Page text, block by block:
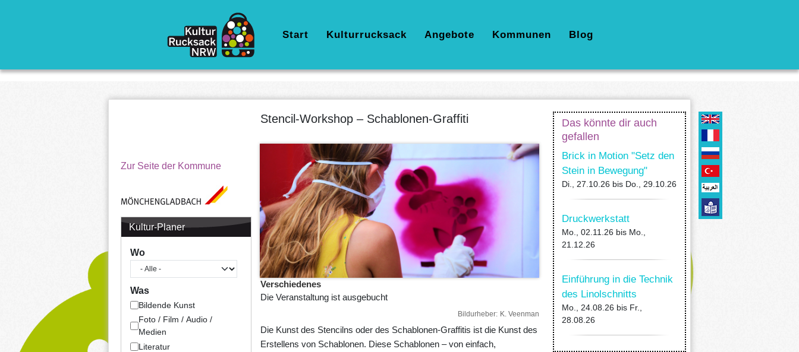
Hauptnavigation
Start Kulturrucksack Angebote Kommunen Blog
Zur Seite der Kommune
Kultur-Planer
Wo
Was
Bildende Kunst
Foto / Film / Audio /
Medien
Literatur
Stencil-Workshop – Schablonen-Graffiti
Verschiedenes
Die Veranstaltung ist ausgebucht
Bildurheber K. Veenman
Die Kunst des Stencilns oder des Schablonen-Graffitis ist die Kunst des
Erstellens von Schablonen. Diese Schablonen – von einfach,
Das könnte dir auch
gefallen
Brick in Motion "Setz den
Stein in Bewegung"
Di., 27.10.26 bis Do., 29.10.26
Druckwerkstatt
Mo., 02.11.26 bis Mo.,
21.12.26
Einführung in die Technik
des Linolschnitts
Mo., 24.08.26 bis Fr.,
28.08.26